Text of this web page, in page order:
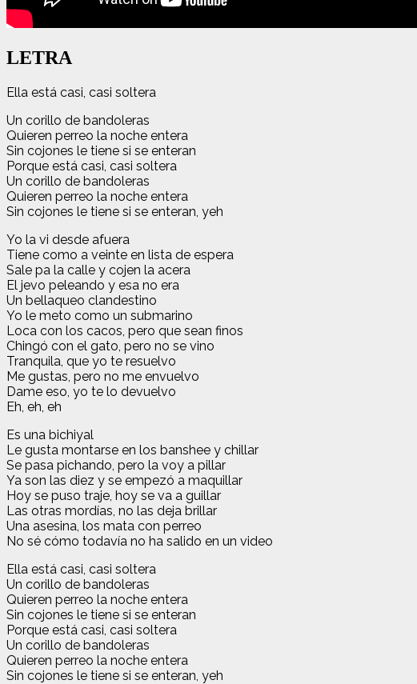
LETRA
Ella está casi, casi soltera
Un corillo de bandoleras
Quieren perreo la noche entera
Sin cojones le tiene si se enteran
Porque está casi, casi soltera
Un corillo de bandoleras
Quieren perreo la noche entera
Sin cojones le tiene si se enteran, yeh
Yo la vi desde afuera
Tiene como a veinte en lista de espera
Sale pa la calle y cojen la acera
El jevo peleando y esa no era
Un bellaqueo clandestino
Yo le meto como un submarino
Loca con los cacos, pero que sean finos
Chingó con el gato, pero no se vino
Tranquila, que yo te resuelvo
Me gustas, pero no me envuelvo
Dame eso, yo te lo devuelvo
Eh, eh, eh
Es una bichiyal
Le gusta montarse en los banshee y chillar
Se pasa pichando, pero la voy a pillar
Ya son las diez y se empezó a maquillar
Hoy se puso traje, hoy se va a guillar
Las otras mordías, no las deja brillar
Una asesina, los mata con perreo
No sé cómo todavía no ha salido en un video
Ella está casi, casi soltera
Un corillo de bandoleras
Quieren perreo la noche entera
Sin cojones le tiene si se enteran
Porque está casi, casi soltera
Un corillo de bandoleras
Quieren perreo la noche entera
Sin cojones le tiene si se enteran, yeh